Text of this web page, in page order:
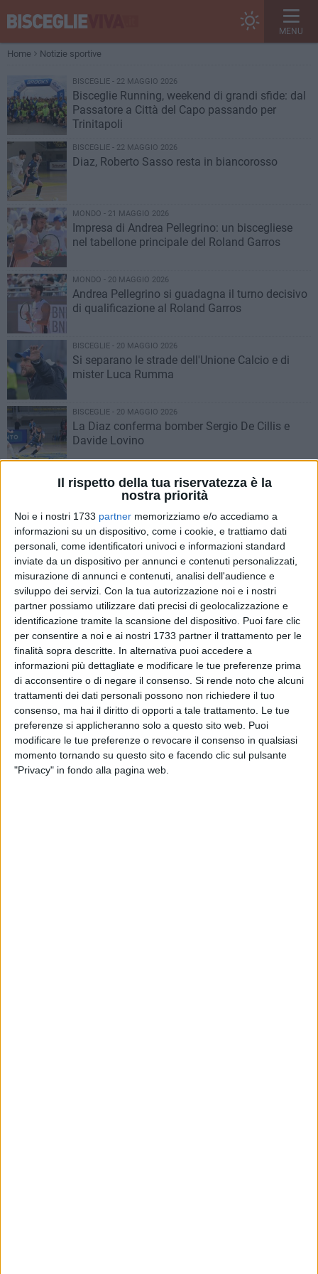
Il rispetto della tua riservatezza è la
nostra priorità
Noi e i nostri 1733 partner memorizziamo e/o accediamo a
informazioni su un dispositivo, come i cookie, e trattiamo dati
personali, come identificatori univoci e informazioni standard
inviate da un dispositivo per annunci e contenuti personalizzati,
misurazione di annunci e contenuti, analisi dell'audience e
sviluppo dei servizi. Con la tua autorizzazione noi e i nostri
partner possiamo utilizzare dati precisi di geolocalizzazione e
identificazione tramite la scansione del dispositivo. Puoi fare clic
per consentire a noi e ai nostri 1733 partner il trattamento per le
finalità sopra descritte. In alternativa puoi accedere a
informazioni più dettagliate e modificare le tue preferenze prima
di acconsentire o di negare il consenso. Si rende noto che alcuni
trattamenti dei dati personali possono non richiedere il tuo
consenso, ma hai il diritto di opporti a tale trattamento. Le tue
preferenze si applicheranno solo a questo sito web. Puoi
modificare le tue preferenze o revocare il consenso in qualsiasi
momento tornando su questo sito e facendo clic sul pulsante
"Privacy" in fondo alla pagina web.
MENU
Home Notizie sportive
BISCEGLIE - 22 MAGGIO 2026
Bisceglie Running, weekend di grandi sfide: dal
Passatore a Città del Capo passando per
Trinitapoli
BISCEGLIE - 22 MAGGIO 2026
Diaz, Roberto Sasso resta in biancorosso
MONDO - 21 MAGGIO 2026
Impresa di Andrea Pellegrino: un biscegliese
nel tabellone principale del Roland Garros
MONDO - 20 MAGGIO 2026
Andrea Pellegrino si guadagna il turno decisivo
di qualificazione al Roland Garros
BISCEGLIE - 20 MAGGIO 2026
Si separano le strade dell'Unione Calcio e di
mister Luca Rumma
BISCEGLIE - 20 MAGGIO 2026
La Diaz conferma bomber Sergio De Cillis e
Davide Lovino
MONDO - 18 MAGGIO 2026
Andrea Pellegrino, prima vittoria nelle
qualificazioni del Roland Garros
PUGLIA - 18 MAGGIO 2026
La Virtus Bisceglie resta in Promozione
MONDO - 17 MAGGIO 2026
Andrea Pellegrino a caccia del tabellone
principale al Roland Garros: svelato il sorteggio
BISCEGLIE - 16 MAGGIO 2026
Star Volley Bisceglie, l’Under 14 qualificata per
le finali nazionali Csen
PUGLIA - 16 MAGGIO 2026
Virtus Bisceglie, tutto in una partita